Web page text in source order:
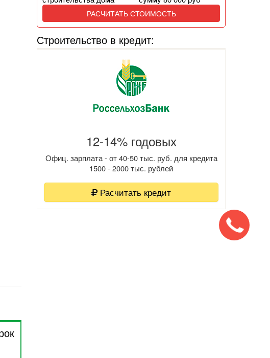
РАСЧИТАТЬ СТОИМОСТЬ
Строительство в кредит:
12-14% годовых
Офиц. зарплата - от 40-50 тыс. руб. для кредита
1500 - 2000 тыс. рублей
Расчитать кредит